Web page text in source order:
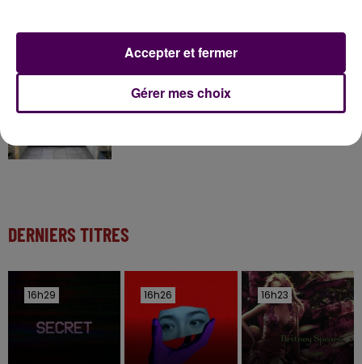
12h02
DERNIERS TITRES
16h29
16h29 16h26
16h26 16h23
16h23
Gérer mes choix
Accepter et fermer